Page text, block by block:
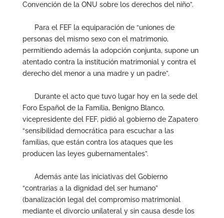
Convención de la ONU sobre los derechos del niño”.
Para el FEF la equiparación de “uniones de
personas del mismo sexo con el matrimonio,
permitiendo además la adopción conjunta, supone un
atentado contra la institución matrimonial y contra el
derecho del menor a una madre y un padre”.
Durante el acto que tuvo lugar hoy en la sede del
Foro Español de la Familia, Benigno Blanco,
vicepresidente del FEF, pidió al gobierno de Zapatero
“sensibilidad democrática para escuchar a las
familias, que están contra los ataques que les
producen las leyes gubernamentales”.
Además ante las iniciativas del Gobierno
“contrarias a la dignidad del ser humano”
(banalización legal del compromiso matrimonial
mediante el divorcio unilateral y sin causa desde los